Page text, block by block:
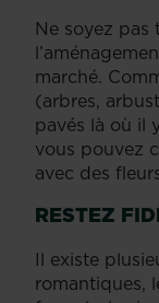
Ne soyez pas
marché.
(arbres,
pavés là où il
vous pouvez
avec des
RESTEZ
Il existe
romantiques,